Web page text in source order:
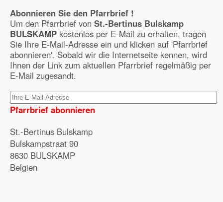
Abonnieren Sie den Pfarrbrief !
Um den Pfarrbrief von St.-Bertinus Bulskamp
BULSKAMP kostenlos per E-Mail zu erhalten, tragen
Sie Ihre E-Mail-Adresse ein und klicken auf 'Pfarrbrief
abonnieren'. Sobald wir die Internetseite kennen, wird
Ihnen der Link zum aktuellen Pfarrbrief regelmäßig per
E-Mail zugesandt.
Pfarrbrief abonnieren
St.-Bertinus Bulskamp
Bulskampstraat 90
8630 BULSKAMP
Belgien